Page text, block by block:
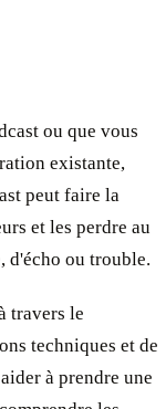
ou que vous
existante,
peut faire la
et les perdre au
d'écho ou trouble.
travers le
techniques et de
à prendre une